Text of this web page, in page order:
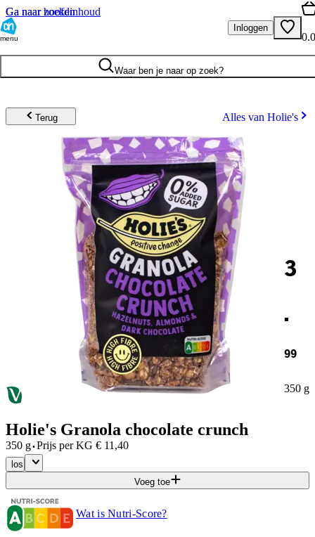
Ga naar hoofdinhoud
Ga naar zoeken
menu
Inloggen
Waar ben je naar op zoek?
Terug Alles van Holie's
3
.
99
350 g
Holie's Granola chocolate crunch
350 g·Prijs per KG € 11,40
los
Voeg toe
Wat is Nutri-Score?